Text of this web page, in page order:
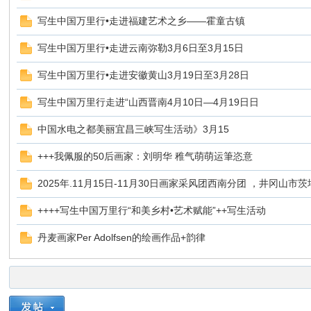
写生中国万里行•走进福建艺术之乡——霍童古镇
写生中国万里行•走进云南弥勒3月6日至3月15日
写生中国万里行•走进安徽黄山3月19日至3月28日
写生中国万里行走进“山西晋南4月10日—4月19日日
中国水电之都美丽宜昌三峡写生活动》3月15
+++我佩服的50后画家：刘明华 稚气萌萌运筆恣意
2025年.11月15日-11月30日画家采风团西南分团 ，井冈山市茨
++++写生中国万里行“和美乡村•艺术赋能”++写生活动
丹麦画家Per Adolfsen的绘画作品+韵律